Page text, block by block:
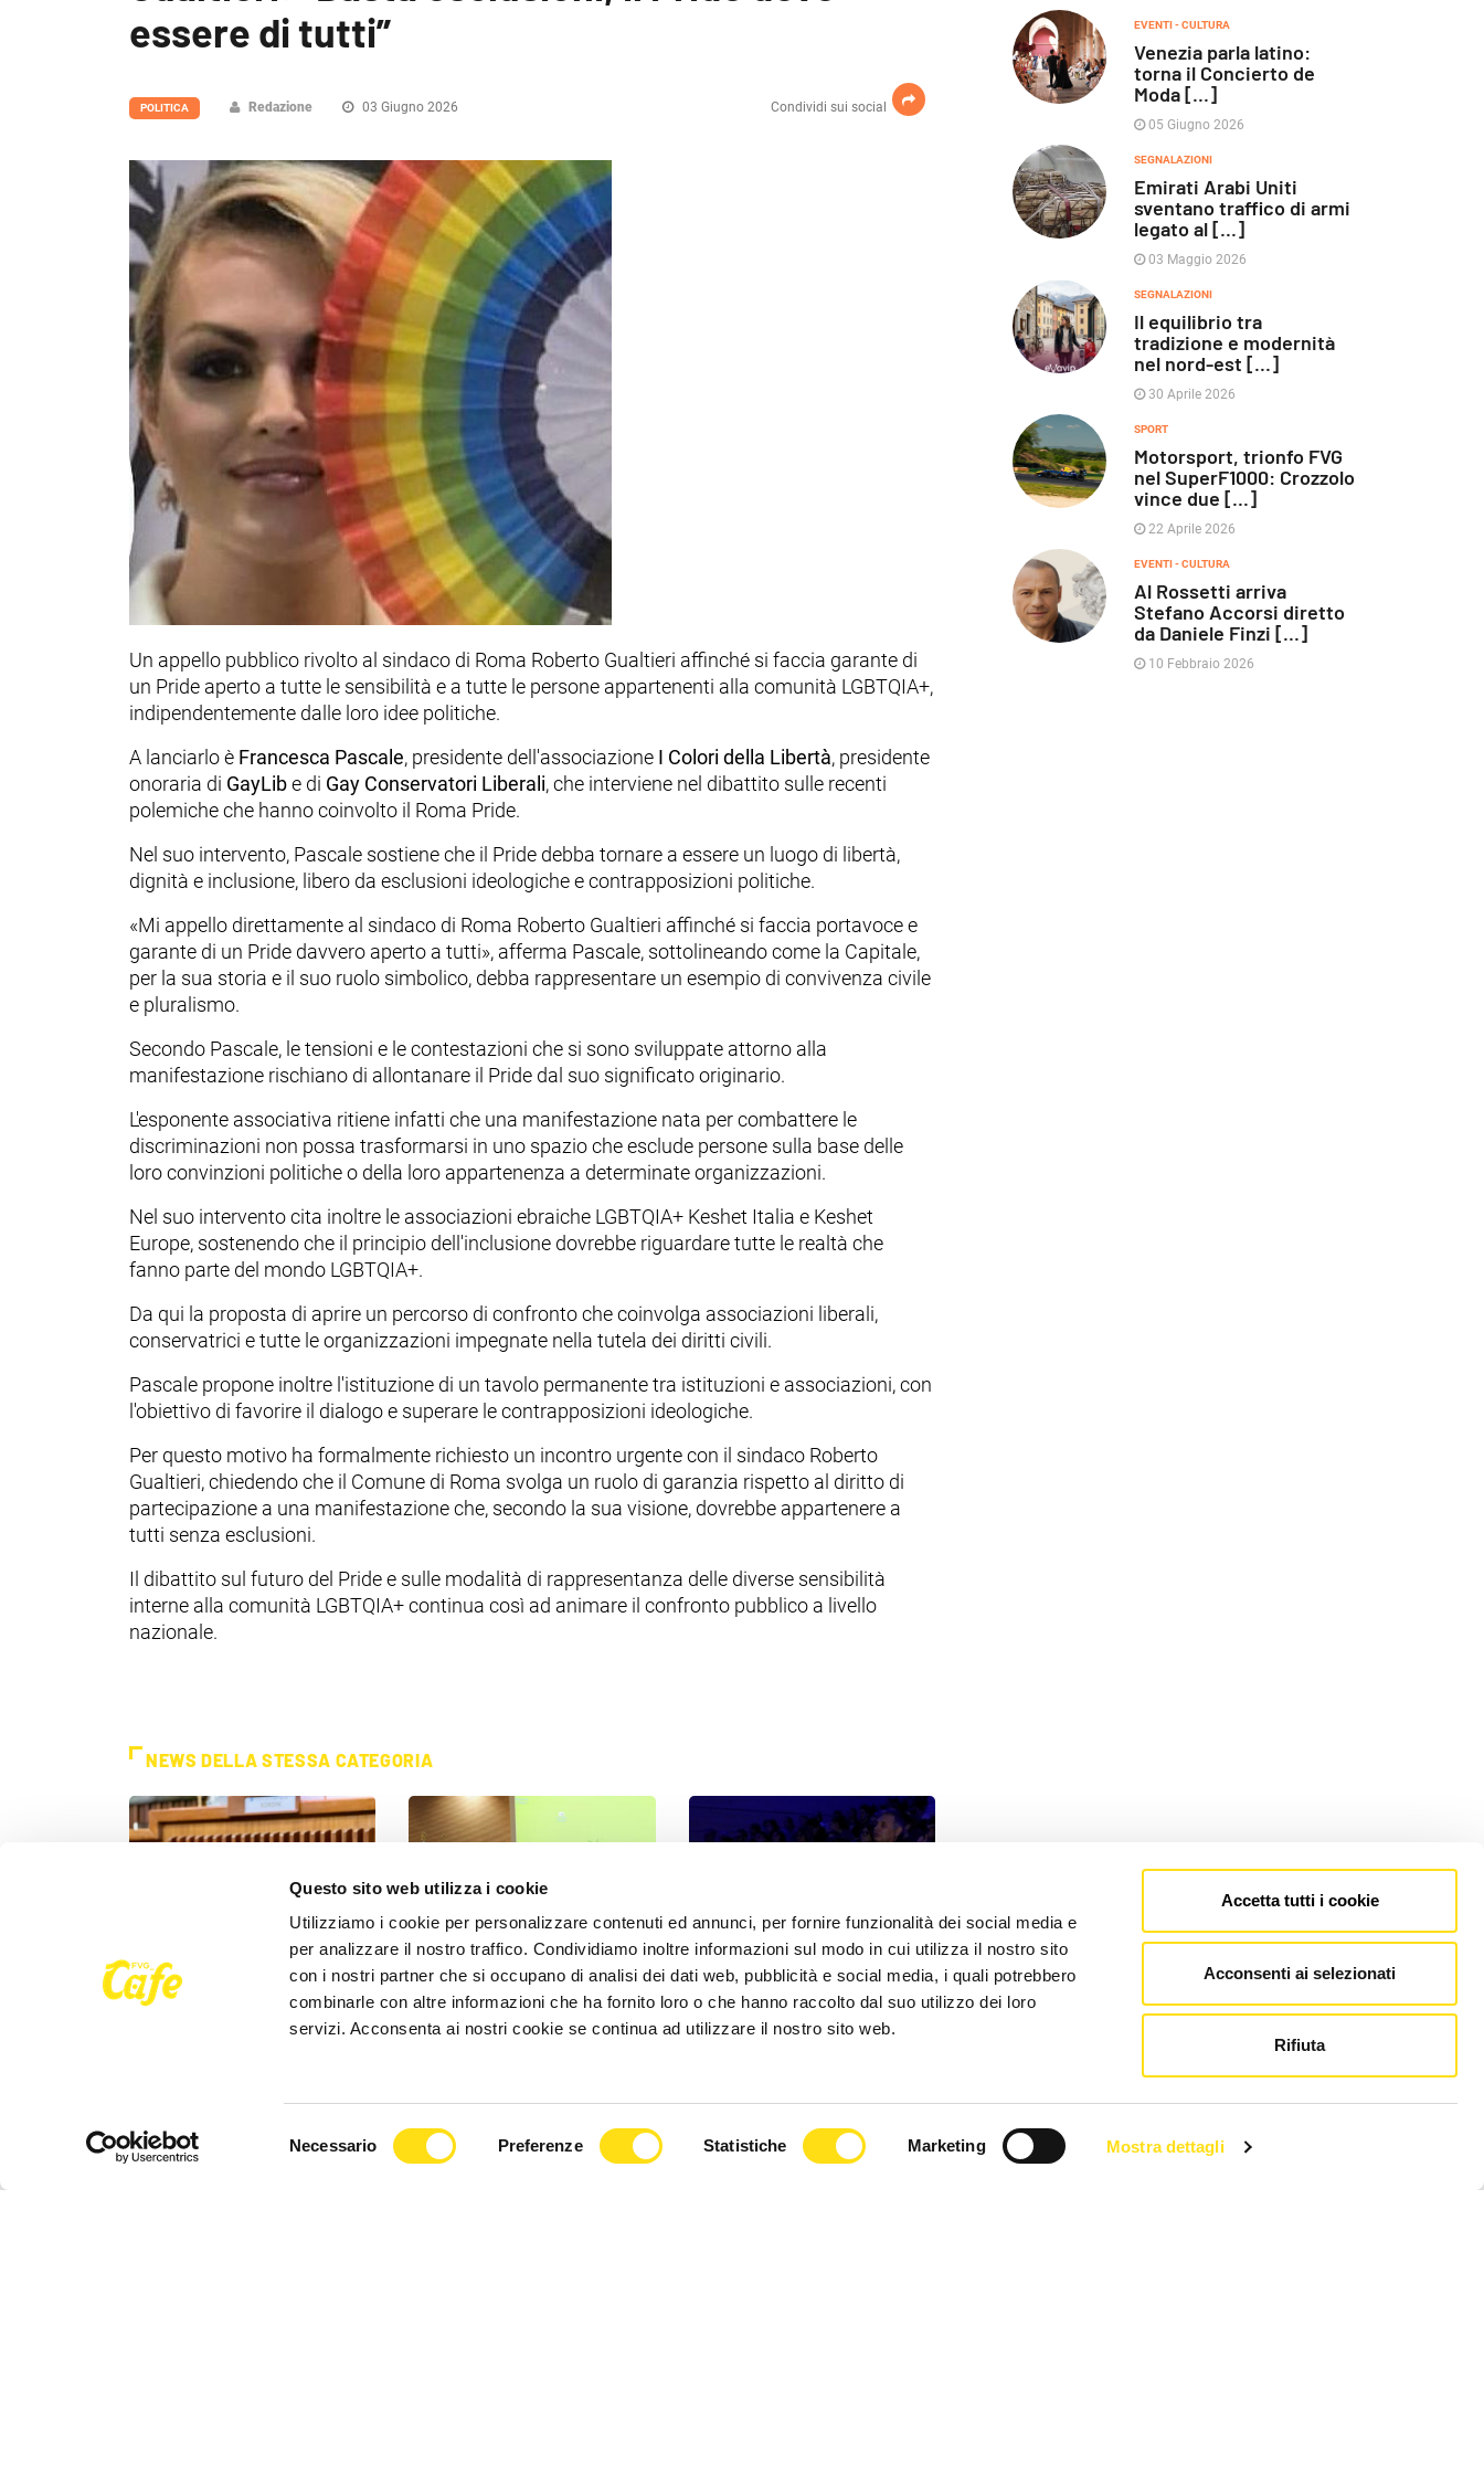
Questo sito web utilizza i cookie
Utilizziamo i cookie per personalizzare contenuti ed annunci, per fornire funzionalità dei social media e
per analizzare il nostro traffico. Condividiamo inoltre informazioni sul modo in cui utilizza il nostro sito
con i nostri partner che si occupano di analisi dei dati web, pubblicità e social media, i quali potrebbero
combinarle con altre informazioni che ha fornito loro o che hanno raccolto dal suo utilizzo dei loro
servizi. Acconsenta ai nostri cookie se continua ad utilizzare il nostro sito web.
Necessario Preferenze Statistiche Marketing Mostra dettagli
Accetta tutti i cookie
Acconsenti ai selezionati
Rifiuta
essere di tutti”
Condividi sui social
POLITICA Redazione 03 Giugno 2026
Un appello pubblico rivolto al sindaco di Roma Roberto Gualtieri affinché si faccia garante di
un Pride aperto a tutte le sensibilità e a tutte le persone appartenenti alla comunità LGBTQIA+,
indipendentemente dalle loro idee politiche.
A lanciarlo è Francesca Pascale, presidente dell'associazione I Colori della Libertà, presidente
onoraria di GayLibe di Gay Conservatori Liberali, che interviene nel dibattito sulle recenti
polemiche che hanno coinvolto il Roma Pride.
Nel suo intervento, Pascale sostiene che il Pride debba tornare a essere un luogo di libertà,
dignità e inclusione, libero da esclusioni ideologiche e contrapposizioni politiche.
«Mi appello direttamente al sindaco di Roma Roberto Gualtieri affinché si faccia portavoce e
garante di un Pride davvero aperto a tutti», afferma Pascale, sottolineando come la Capitale,
per la sua storia e il suo ruolo simbolico, debba rappresentare un esempio di convivenza civile
e pluralismo.
Secondo Pascale, le tensioni e le contestazioni che si sono sviluppate attorno alla
manifestazione rischiano di allontanare il Pride dal suo significato originario.
L'esponente associativa ritiene infatti che una manifestazione nata per combattere le
discriminazioni non possa trasformarsi in uno spazio che esclude persone sulla base delle
loro convinzioni politiche o della loro appartenenza a determinate organizzazioni.
Nel suo intervento cita inoltre le associazioni ebraiche LGBTQIA+ Keshet Italia e Keshet
Europe, sostenendo che il principio dell'inclusione dovrebbe riguardare tutte le realtà che
fanno parte del mondo LGBTQIA+.
Da qui la proposta di aprire un percorso di confronto che coinvolga associazioni liberali,
conservatrici e tutte le organizzazioni impegnate nella tutela dei diritti civili.
Pascale propone inoltre l'istituzione di un tavolo permanente tra istituzioni e associazioni, con
l'obiettivo di favorire il dialogo e superare le contrapposizioni ideologiche.
Per questo motivo ha formalmente richiesto un incontro urgente con il sindaco Roberto
Gualtieri, chiedendo che il Comune di Roma svolga un ruolo di garanzia rispetto al diritto di
partecipazione a una manifestazione che, secondo la sua visione, dovrebbe appartenere a
tutti senza esclusioni.
Il dibattito sul futuro del Pride e sulle modalità di rappresentanza delle diverse sensibilità
interne alla comunità LGBTQIA+ continua così ad animare il confronto pubblico a livello
nazionale.
NEWS DELLA STESSA CATEGORIA
10 Dicembre 2025 10 Dicembre 2025 10 Dicembre 2025
EVENTI - CULTURA
Venezia parla latino:
torna il Concierto de
Moda [...]
05 Giugno 2026
SEGNALAZIONI
Emirati Arabi Uniti
sventano traffico di armi
legato al [...]
03 Maggio 2026
SEGNALAZIONI
Il equilibrio tra
tradizione e modernità
nel nord-est [...]
30 Aprile 2026
SPORT
Motorsport, trionfo FVG
nel SuperF1000: Crozzolo
vince due [...]
22 Aprile 2026
EVENTI - CULTURA
Al Rossetti arriva
Stefano Accorsi diretto
da Daniele Finzi [...]
10 Febbraio 2026